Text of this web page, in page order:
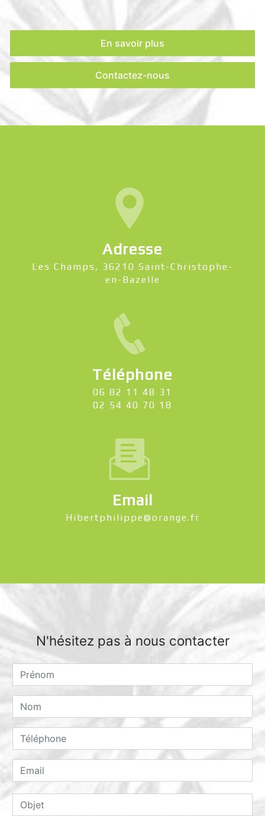
En savoir plus
Contactez-nous
Adresse
Les Champs, 36210 Saint-Christophe-
en-Bazelle
Téléphone
06 82 11 48 31
02 54 40 70 18
Email
hibertphilippe@orange.fr
N'hésitez pas à nous contacter